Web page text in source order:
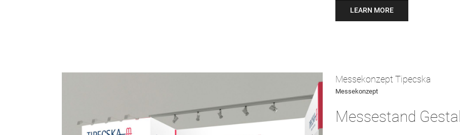
LEARN MORE
Messekonzept Tipecska
Messekonzept
Messestand